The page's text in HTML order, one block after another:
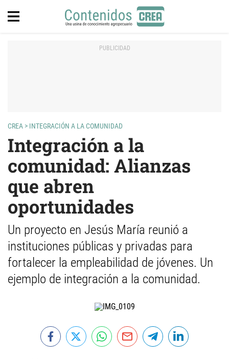
CREA > INTEGRACIÓN A LA COMUNIDAD
Integración a la
comunidad: Alianzas
que abren
oportunidades
Un proyecto en Jesús María reunió a
instituciones públicas y privadas para
fortalecer la empleabilidad de jóvenes. Un
ejemplo de integración a la comunidad.